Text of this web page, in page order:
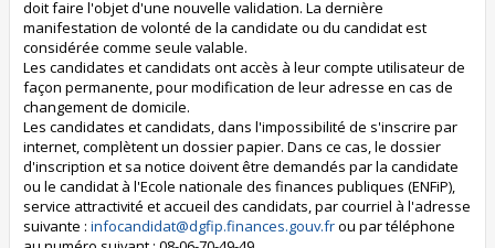
doit faire l'objet d'une nouvelle validation. La dernière
manifestation de volonté de la candidate ou du candidat est
considérée comme seule valable.
Les candidates et candidats ont accès à leur compte utilisateur de
façon permanente, pour modification de leur adresse en cas de
changement de domicile.
Les candidates et candidats, dans l'impossibilité de s'inscrire par
internet, complètent un dossier papier. Dans ce cas, le dossier
d'inscription et sa notice doivent être demandés par la candidate
ou le candidat à l'Ecole nationale des finances publiques (ENFiP),
service attractivité et accueil des candidats, par courriel à l'adresse
suivante : infocandidat@dgfip.finances.gouv.frou par téléphone